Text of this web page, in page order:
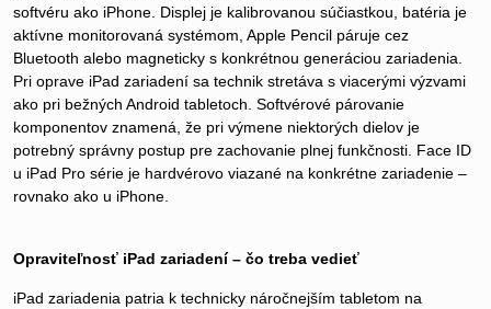
softvéru ako iPhone. Displej je kalibrovanou súčiastkou, batéria je
aktívne monitorovaná systémom, Apple Pencil páruje cez
Bluetooth alebo magneticky s konkrétnou generáciou zariadenia.
Pri oprave iPad zariadení sa technik stretáva s viacerými výzvami
ako pri bežných Android tabletoch. Softvérové párovanie
komponentov znamená, že pri výmene niektorých dielov je
potrebný správny postup pre zachovanie plnej funkčnosti. Face ID
u iPad Pro série je hardvérovo viazané na konkrétne zariadenie –
rovnako ako u iPhone.
Opraviteľnosť iPad zariadení – čo treba vedieť
iPad zariadenia patria k technicky náročnejším tabletom na